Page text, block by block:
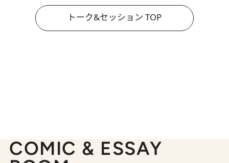
トーク&セッション TOP
COMIC & ESSAY